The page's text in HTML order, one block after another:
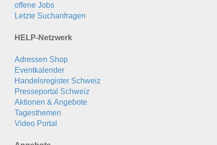
offene Jobs
Letzte Suchanfragen
HELP-Netzwerk
Adressen Shop
Eventkalender
Handelsregister Schweiz
Presseportal Schweiz
Aktionen & Angebote
Tagesthemen
Video Portal